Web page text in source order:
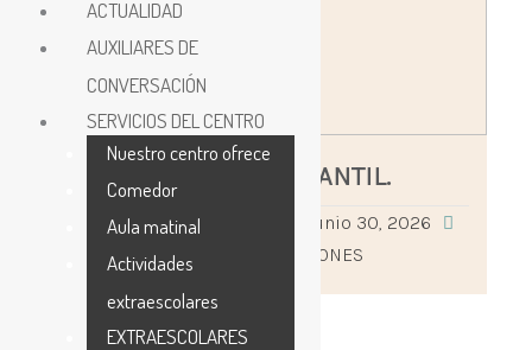
LIBROS DE INFANTIL.
adminceipilosrosales
junio 30, 2026
COMUNICACIONES
ACTUALIDAD
AUXILIARES DE
CONVERSACIÓN
SERVICIOS DEL CENTRO
Nuestro centro ofrece
Comedor
Aula matinal
Actividades
extraescolares
EXTRAESCOLARES